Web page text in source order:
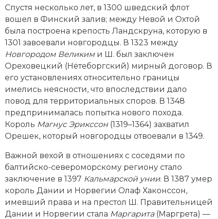
Спустя несколько лет, в 1300 шведский флот
вошел в Финский залив; между Невой и Охтой
была построена крепость Ландскруна, которую в
1301 завоевали новгородцы. В 1323 между
Новгородом Великим и Ш. был заключен
Ореховецкий (Нётеборгский) мирный договор. В
его установлениях относительно границы
имелись неясности, что впоследствии дало
повод для территориальных споров. В 1348
предпринималась попытка нового похода.
Король Магнус Эрикссон (1319–1364) захватил
Орешек, который новгородцы отвоевали в 1349.
Важной вехой в отношениях с соседями по
балтийско-североморскому региону стало
заключение в 1397 Кальмарской унии. В 1387 умер
король Дании и Норвегии Олаф Хаконссон,
имевший права и на престол Ш. Правительницей
Дании и Норвегии стала Маргарита (Маргрета) —